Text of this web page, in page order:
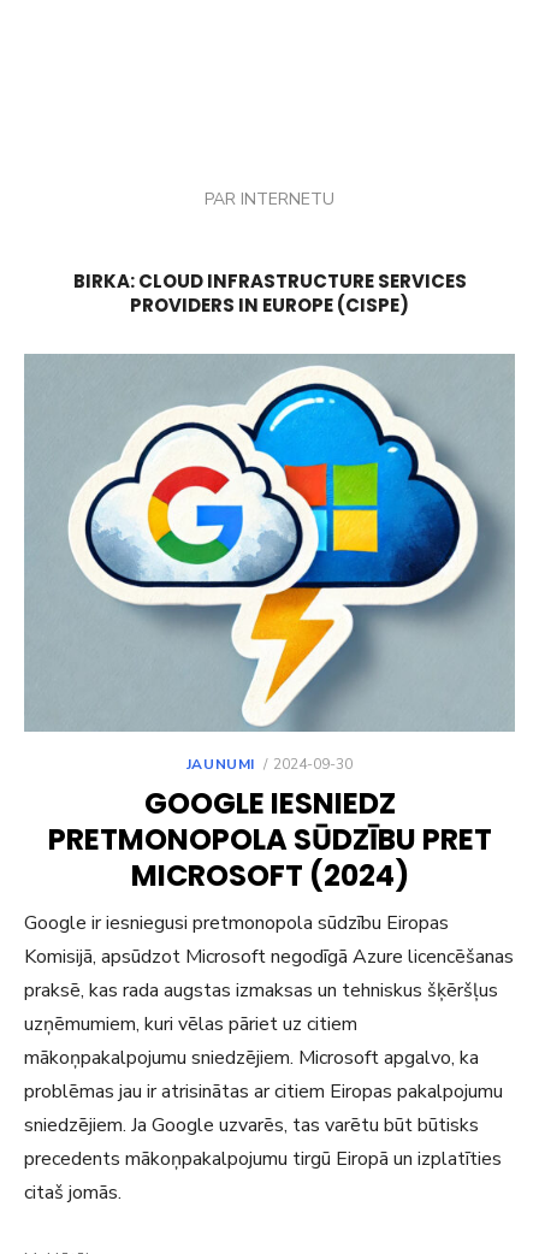
PAR INTERNETU
BIRKA:CLOUD INFRASTRUCTURE SERVICES
PROVIDERS IN EUROPE (CISPE)
JAUNUMI
POSTED
2024-09-30
GOOGLE IESNIEDZ
PRETMONOPOLA SŪDZĪBU PRET
MICROSOFT (2024)
Google ir iesniegusi pretmonopola sūdzību Eiropas
Komisijā, apsūdzot Microsoft negodīgā Azure licencēšanas
praksē, kas rada augstas izmaksas un tehniskus šķēršļus
uzņēmumiem, kuri vēlas pāriet uz citiem
mākoņpakalpojumu sniedzējiem. Microsoft apgalvo, ka
problēmas jau ir atrisinātas ar citiem Eiropas pakalpojumu
sniedzējiem. Ja Google uzvarēs, tas varētu būt būtisks
precedents mākoņpakalpojumu tirgū Eiropā un izplatīties
citaš jomās.